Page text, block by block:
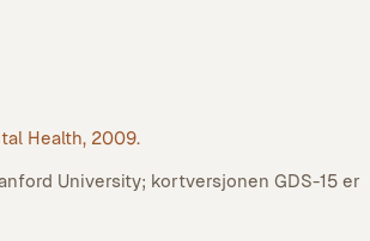
Health, 2009.
University; kortversjonen GDS-15 er